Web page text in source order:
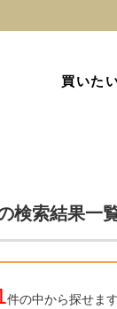
買いた
検索結果一
件の中から探せます